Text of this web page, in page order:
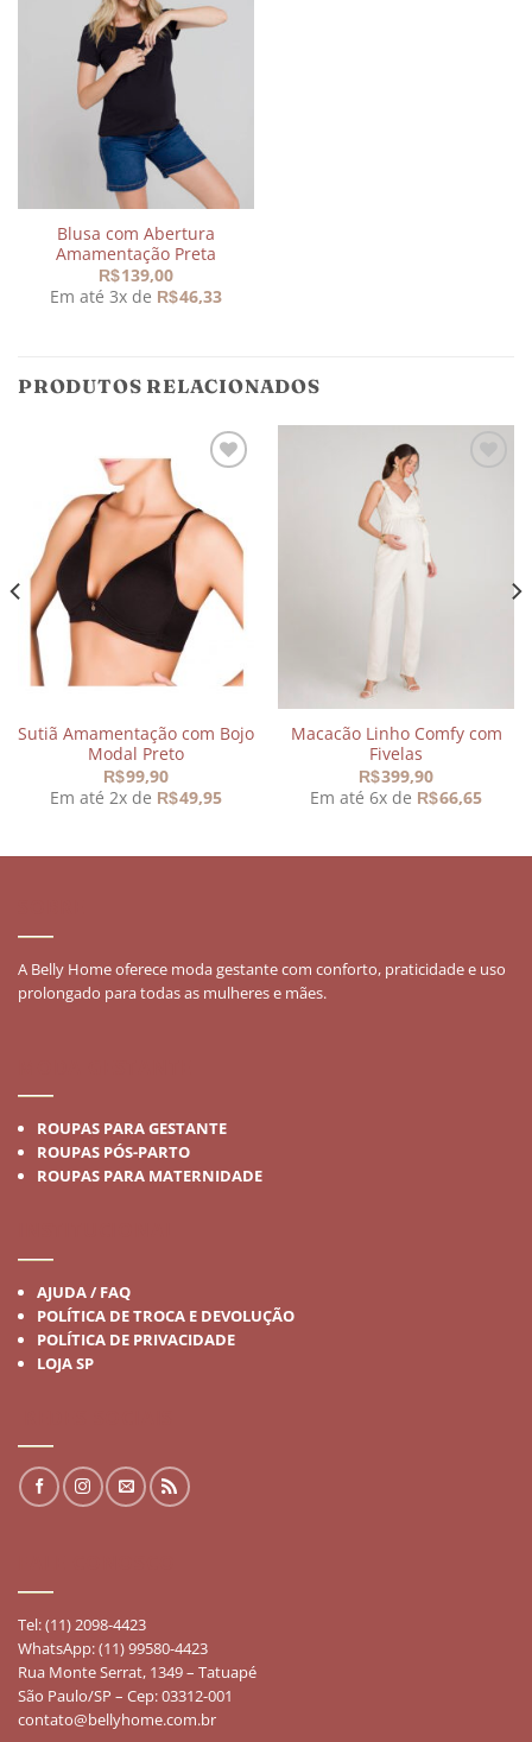
Adicionar
Blusa com Abertura
Amamentação Preta
R$139,00
Em até 3x de R$46,33
PRODUTOS RELACIONADOS
Adicionar
desejos
Sutiã Amamentação com Bojo
Modal Preto
R$99,90
Em até 2x de R$49,95
Macacão Linho Comfy com
Fivelas
R$399,90
Em até 6x de R$66,65
A Belly Home oferece moda gestante com conforto, praticidade e uso
prolongado para todas as mulheres e mães.
ROUPAS PARA GESTANTE
ROUPAS PÓS-PARTO
ROUPAS PARA MATERNIDADE
AJUDA / FAQ
POLÍTICA DE TROCA E DEVOLUÇÃO
POLÍTICA DE PRIVACIDADE
LOJA SP
Tel: (11) 2098-4423
WhatsApp: (11) 99580-4423
Rua Monte Serrat, 1349 – Tatuapé
São Paulo/SP – Cep: 03312-001
contato@bellyhome.com.br